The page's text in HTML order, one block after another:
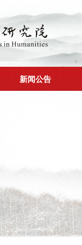
新闻公告